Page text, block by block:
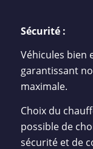
Sécurité :
Véhicules bien
garantissant
maximale.
Choix du
possible de
sécurité et de